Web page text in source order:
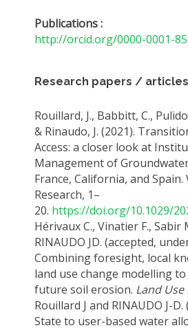
Publications :
http://orcid.org/0000-0001-
Research papers /
Rouillard, J., Babbitt, C.,
& Rinaudo, J. (2021).
Access: a closer look at
Management of
France, California, and
Research, 1–
20. https://doi.org/10.1029/
Hérivaux C., Vinatier F., Sabir
RINAUDO JD. (accepted,
Combining foresight, local
land use change modelling
future soil erosion. Land Use
Rouillard J and RINAUDO J-D.
State to user-based water